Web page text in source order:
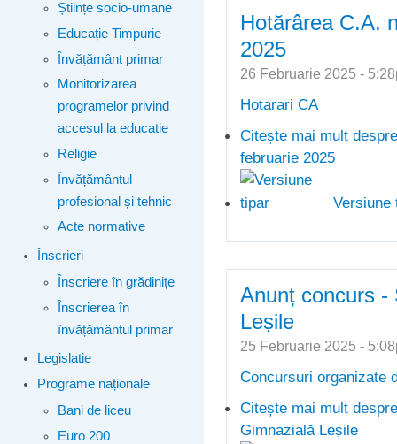
Științe socio-umane
Educație Timpurie
Învățământ primar
Monitorizarea
programelor privind
accesul la educatie
Religie
Învățământul
profesional și tehnic
Acte normative
Înscrieri
Înscriere în grădinițe
Înscrierea în
învățământul primar
Legislatie
Programe naționale
Bani de liceu
Euro 200
Hotărârea C.A.
2025
26 Februarie 2025 -
Hotarari CA
Citește mai mult
februarie 2025
Versiune
Anunț concurs -
Leșile
25 Februarie 2025 -
Concursuri organizate
Citește mai mult
Gimnazială Leșile